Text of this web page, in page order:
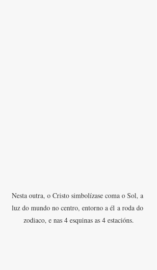
Nesta outra, o Cristo simbolízase coma o Sol, a
luz do mundo no centro, entorno a él a roda do
zodiaco, e nas 4 esquinas as 4 estacións.